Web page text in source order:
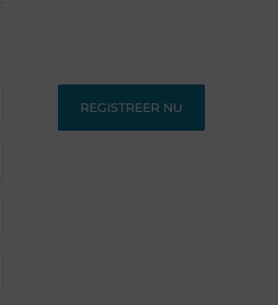
REGISTREER NU